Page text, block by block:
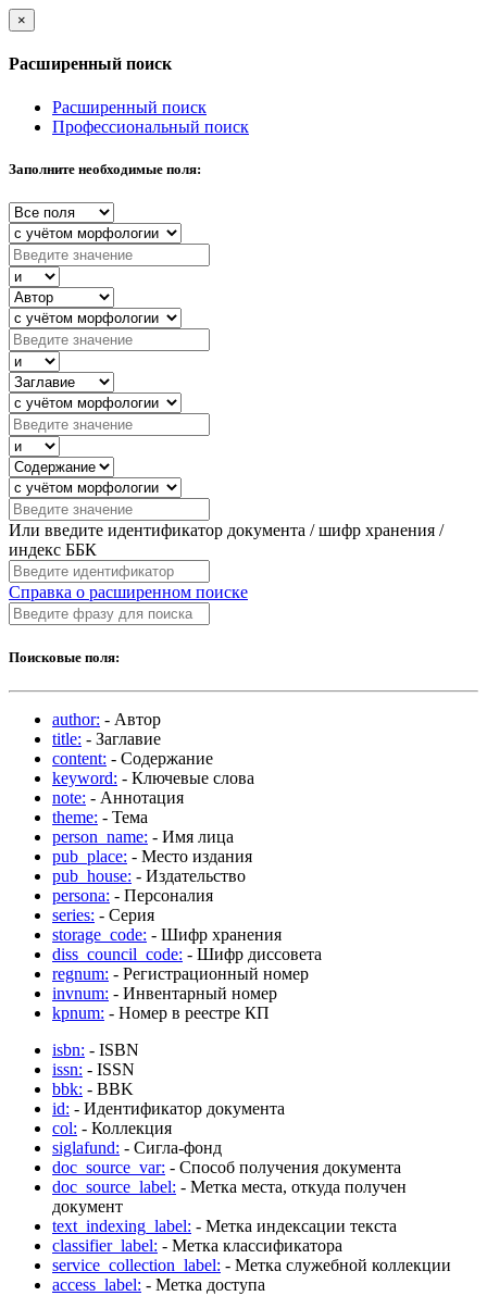
×
Расширенный поиск
Расширенный поиск
Профессиональный поиск
Заполните необходимые поля:
Или введите идентификатор документа / шифр хранения /
индекс ББК
Справка о расширенном поиске
Поисковые поля:
author: - Автор
title: - Заглавие
content: - Содержание
keyword: - Ключевые слова
note: - Аннотация
theme: - Тема
person_name: - Имя лица
pub_place: - Место издания
pub_house: - Издательство
persona: - Персоналия
series: - Серия
storage_code: - Шифр хранения
diss_council_code: - Шифр диссовета
regnum: - Регистрационный номер
invnum: - Инвентарный номер
kpnum: - Номер в реестре КП
isbn: - ISBN
issn: - ISSN
bbk: - BBK
id: - Идентификатор документа
col: - Коллекция
siglafund: - Сигла-фонд
doc_source_var: - Способ получения документа
doc_source_label: - Метка места, откуда получен
документ
text_indexing_label: - Метка индексации текста
classifier_label: - Метка классификатора
service_collection_label: - Метка служебной коллекции
access_label: - Метка доступа